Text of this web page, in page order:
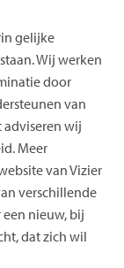
gelijke
Wij werken
door
van
adviseren wij
Meer
van Vizier
verschillende
nieuw, bij
dat zich wil